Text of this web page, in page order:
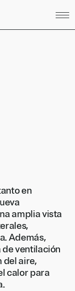
en
amplia vista
Además,
ventilación
del aire,
calor para